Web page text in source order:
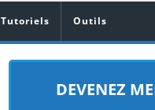
Tutoriels Outils
DEVENEZ